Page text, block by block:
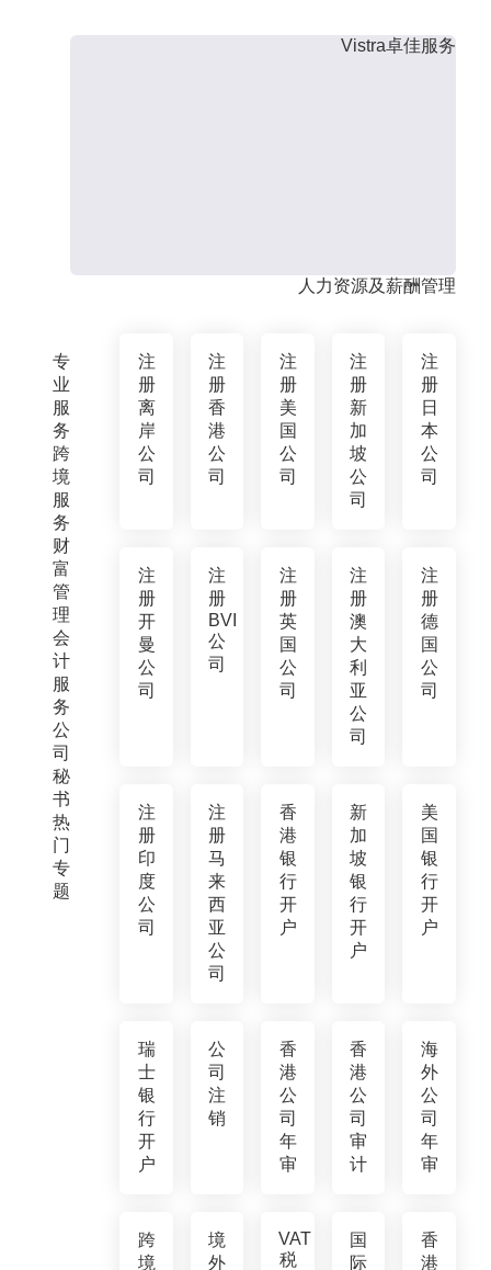
专
业
服
务
跨
境
服
务
财
富
管
理
会
计
服
务
公
司
秘
书
热
门
专
题
Vistra卓佳服务
人力资源及薪酬管理
注
册
离
岸
公
司
注
册
香
港
公
司
注
册
美
国
公
司
注
册
新
加
坡
公
司
注
册
日
本
公
司
注
册
开
曼
公
司
注
册
BVI
公
司
注
册
英
国
公
司
注
册
澳
大
利
亚
公
司
注
册
德
国
公
司
注
册
印
度
公
司
注
册
马
来
西
亚
公
司
香
港
银
行
开
户
新
加
坡
银
行
开
户
美
国
银
行
开
户
瑞
士
银
行
开
户
公
司
注
销
香
港
公
司
年
审
香
港
公
司
审
计
海
外
公
司
年
审
跨
境
境
外
VAT
税
国
际
香
港